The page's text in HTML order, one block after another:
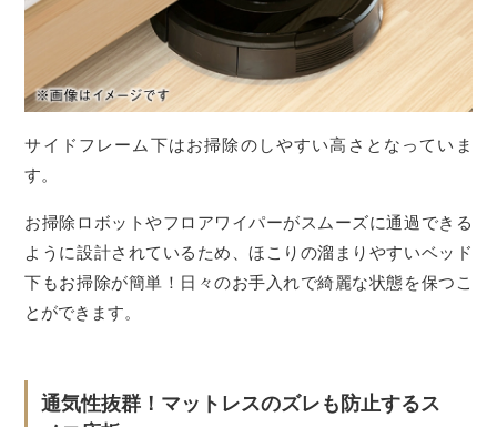
サイドフレーム下はお掃除のしやすい高さとなっていま
す。
お掃除ロボットやフロアワイパーがスムーズに通過できる
ように設計されているため、ほこりの溜まりやすいベッド
下もお掃除が簡単！日々のお手入れで綺麗な状態を保つこ
とができます。
通気性抜群！マットレスのズレも防止するス